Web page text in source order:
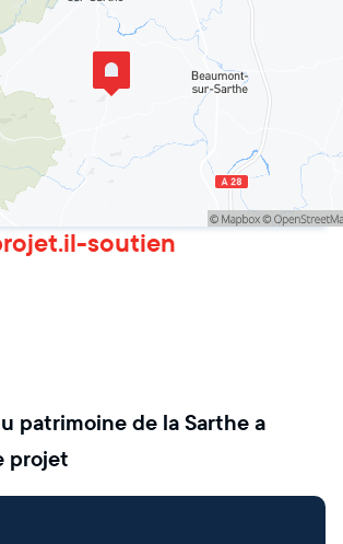
soutien
patrimoine de la Sarthea
projet